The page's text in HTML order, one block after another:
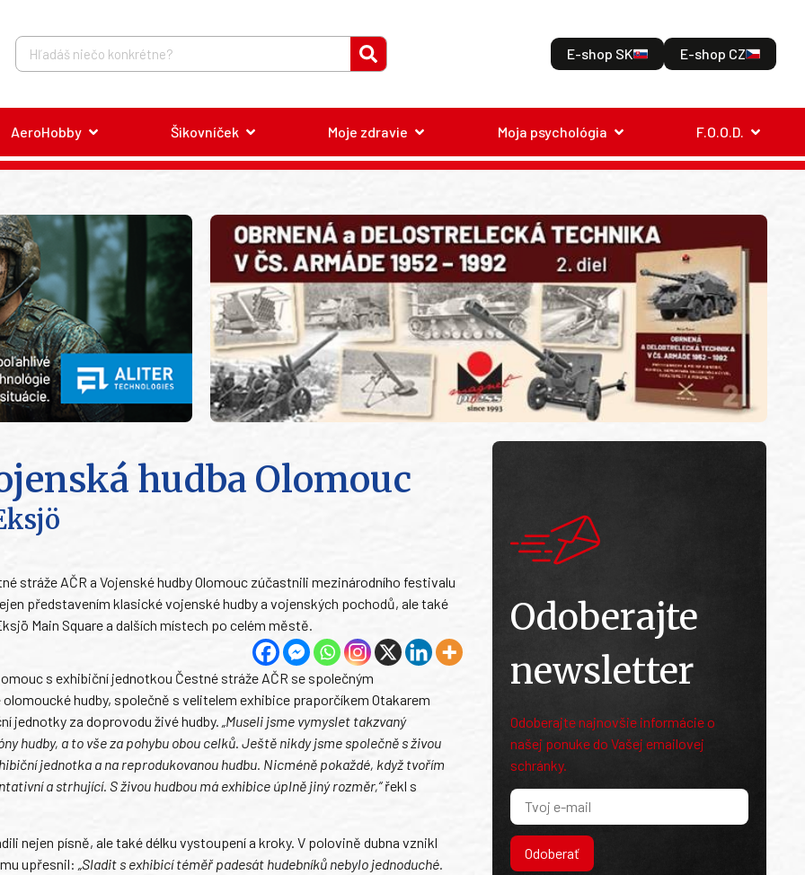
E-shop SK E-shop CZ
AeroHobby Šikovníček Moje zdravie Moja psychológia F.O.O.D.
hudba Olomouc
stráže AČR a Vojenské hudby Olomouc zúčastnili mezinárodního festivalu
představením klasické vojenské hudby a vojenských pochodů, ale také
Main Square a dalších místech po celém městě.
s exhibiční jednotkou Čestné stráže AČR se společným
hudby, společně s velitelem exhibice praporčíkem Otakarem
jednotky za doprovodu živé hudby. „Museli jsme vymyslet takzvaný
hudby, a to vše za pohybu obou celků. Ještě nikdy jsme společně s živou
jednotka a na reprodukovanou hudbu. Nicméně pokaždé, když tvořím
a strhující. S živou hudbou má exhibice úplně jiný rozměr,“řekl s
nejen písně, ale také délku vystoupení a kroky. V polovině dubna vznikl
upřesnil: „Sladit s exhibicí téměř padesát hudebníků nebylo jednoduché.
Odoberajte
newsletter
Odoberajte najnovšie informácie o
našej ponuke do Vašej emailovej
schránky.
Odoberať